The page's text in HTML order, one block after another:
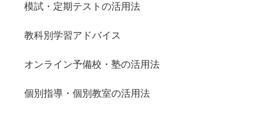
模試・定期テストの活用法
教科別学習アドバイス
オンライン予備校・塾の活用法
個別指導・個別教室の活用法